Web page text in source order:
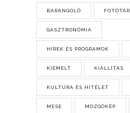
BARANGOLÓ FOTÓTÁR
GASZTRONÓMIA
HÍREK ÉS PROGRAMOK
KIEMELT KIÁLLÍTÁS
KULTÚRA ÉS HITÉLET
MESE MOZGÓKÉP